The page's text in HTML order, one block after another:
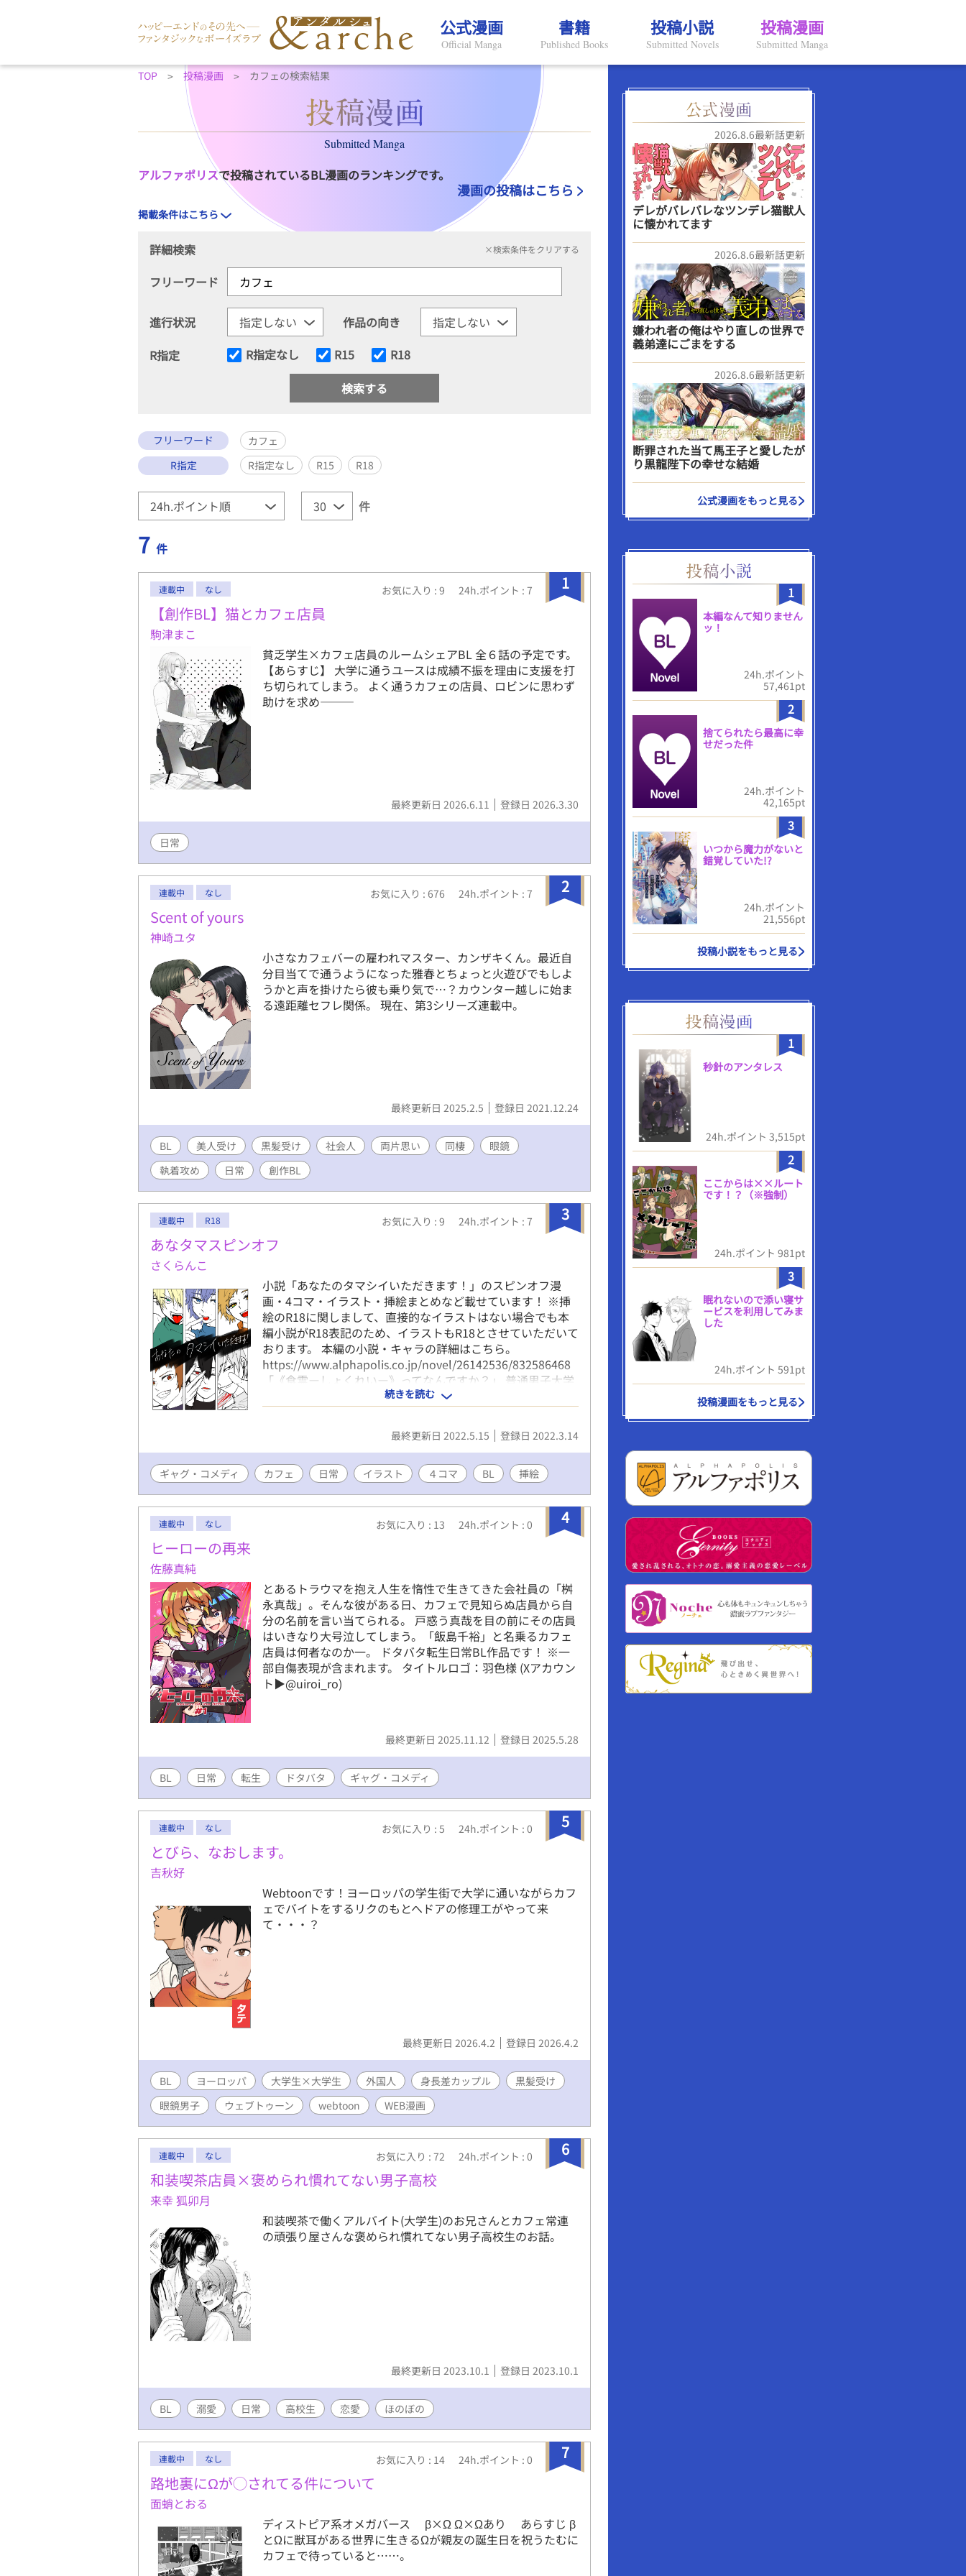
公式漫画
Official Manga
書籍
Published Books
投稿小説
Submitted Novels
投稿漫画
Submitted Manga
TOP 投稿漫画 カフェの検索結果
Submitted Manga
アルファポリスで投稿されているBL漫画のランキングです。
漫画の投稿はこちら
掲載条件はこちら
詳細検索 ×検索条件をクリアする
フリーワード
進行状況
作品の向き
R指定
R指定なし R15 R18
フリーワード
カフェ
R指定
R指定なし R15 R18
件
7 件
1
連載中 なし お気に入り : 9 24h.ポイント : 7
【創作BL】猫とカフェ店員
駒津まこ
貧乏学生×カフェ店員のルームシェアBL 全６話の予定です。
【あらすじ】 大学に通うユースは成績不振を理由に支援を打
ち切られてしまう。 よく通うカフェの店員、ロビンに思わず
助けを求め―――
最終更新日 2026.6.11 登録日 2026.3.30
日常
2
連載中 なし お気に入り : 676 24h.ポイント : 7
Scent of yours
神崎ユタ
小さなカフェバーの雇われマスター、カンザキくん。最近自
分目当てで通うようになった雅春とちょっと火遊びでもしよ
うかと声を掛けたら彼も乗り気で…？カウンター越しに始ま
る遠距離セフレ関係。 現在、第3シリーズ連載中。
最終更新日 2025.2.5 登録日 2021.12.24
BL 美人受け 黒髪受け 社会人 両片思い 同棲
眼鏡
執着攻め
日常 創作BL
3
連載中 R18 お気に入り : 9 24h.ポイント : 7
あなタマスピンオフ
さくらんこ
小説「あなたのタマシイいただきます！」のスピンオフ漫
画・4コマ・イラスト・挿絵まとめなど載せています！ ※挿
絵のR18に関しまして、直接的なイラストはない場合でも本
編小説がR18表記のため、イラストもR18とさせていただいて
おります。 本編の小説・キャラの詳細はこちら。
https://www.alphapolis.co.jp/novel/26142536/832586468
「《食霊ーしょくれいー》ってなんですか？」 普通男子大学
生、代表、千星那由多。 大学生活を普通に満喫予定だった彼
が喫茶【シロフクロウ】でのバイトを始めてしまったがばか
りに…！ そこで働く仲間たちは“普通じゃない”イケメンばか
り。 そして、彼らには隠された『別の仕事』がある…。
んでもありのストーリー。 あなたは喫茶【シロフクロウ】の
扉を開けますか？ 6人それぞれ固定カップリングはあります
が、モブ姦や他キャラとの絡み、攻めフェ、リバ、複数彼女
持ち等ありますのでお気をつけください。 タイトルにプレイ
内容を記載しております。 【今後関係を持つカプ】 ⚫︎たつな
片想い/敏感プレイ ⚫︎くきさち(鬼畜一途×クーデレ) 傾向…
R18-G/拘束調教/男ふたなり/リョナ/尿道プレイ/襲い受け/
甘々/両想い ⚫︎はるなゆ(尽くし攻め×へたれ) 傾向…キス/夢
オチえっち/過去に体の関係があったカップリング。リバ予定
あり。 しばらく挿絵を毎日投稿します。 ⚫︎Twitter いるかと
う https://twitter.com/__isc__ ろめの
https://twitter.com/shiro2960 ⚫︎youtube(雑談)
https://youtube.com/channel/UCvPqK3k953kmugRx7qzvLqw
続きを読む
最終更新日 2022.5.15 登録日 2022.3.14
ギャグ・コメディ カフェ 日常 イラスト ４コマ BL 挿絵
4
連載中 なし お気に入り : 13 24h.ポイント : 0
ヒーローの再来
佐藤真純
とあるトラウマを抱え人生を惰性で生きてきた会社員の「桝
永真哉」。そんな彼がある日、カフェで見知らぬ店員から自
分の名前を言い当てられる。 戸惑う真哉を目の前にその店員
はいきなり大号泣してしまう。「飯島千裕」と名乗るカフェ
店員は何者なのか一。 ドタバタ転生日常BL作品です！ ※一
部自傷表現が含まれます。 タイトルロゴ：羽色様 (Xアカウン
ト▶︎@uiroi_ro)
最終更新日 2025.11.12 登録日 2025.5.28
BL 日常 転生 ドタバタ ギャグ・コメディ
5
連載中 なし お気に入り : 5 24h.ポイント : 0
とびら、なおします。
吉秋好
Webtoonです！ヨーロッパの学生街で大学に通いながらカフ
ェでバイトをするリクのもとへドアの修理工がやって来
て・・・？
最終更新日 2026.4.2 登録日 2026.4.2
BL ヨーロッパ 大学生×大学生 外国人 身長差カップル
黒髪受け
眼鏡男子
ウェブトゥーン webtoon WEB漫画
6
連載中 なし お気に入り : 72 24h.ポイント : 0
和装喫茶店員×褒められ慣れてない男子高校
来幸 狐卯月
和装喫茶で働くアルバイト(大学生)のお兄さんとカフェ常連
の頑張り屋さんな褒められ慣れてない男子高校生のお話。
最終更新日 2023.10.1 登録日 2023.10.1
BL 溺愛 日常 高校生 恋愛 ほのぼの
7
連載中 なし お気に入り : 14 24h.ポイント : 0
路地裏にΩが◯されてる件について
面蛸とおる
ディストピア系オメガバース β×Ω Ω×Ωあり あらすじ β
とΩに獣耳がある世界に生きるΩが親友の誕生日を祝うたむに
カフェで待っていると……。
2026.8.6最新話更新
デレがバレバレなツンデレ猫獣人
に懐かれてます
2026.8.6最新話更新
嫌われ者の俺はやり直しの世界で
義弟達にごまをする
2026.8.6最新話更新
断罪された当て馬王子と愛したが
り黒龍陛下の幸せな結婚
公式漫画をもっと見る
1
本編なんて知りません
ッ！
24h.ポイント
57,461pt
2
捨てられたら最高に幸
せだった件
24h.ポイント
42,165pt
3
いつから魔力がないと
錯覚していた!?
24h.ポイント
21,556pt
投稿小説をもっと見る
1
秒針のアンタレス
24h.ポイント 3,515pt
2
ここからは××ルート
です！？（※強制）
24h.ポイント 981pt
3
眠れないので添い寝サ
ービスを利用してみま
した
24h.ポイント 591pt
投稿漫画をもっと見る